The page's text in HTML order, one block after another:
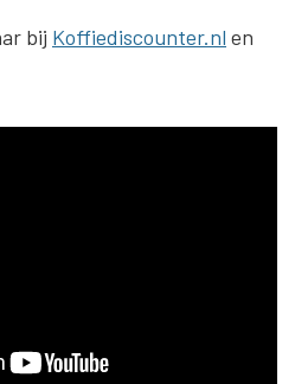
bij Koffiediscounter.nl en